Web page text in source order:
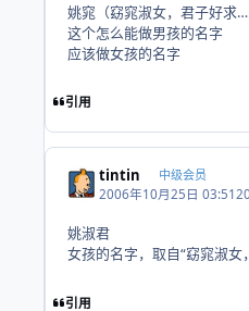
姚窕（窈窕淑女，君子好求
这个怎么能做男孩的名字
应该做女孩的名字
引用
tintin 中级会员
2006年10月25日 03:51
姚淑君
女孩的名字，取自“窈窕淑女
引用